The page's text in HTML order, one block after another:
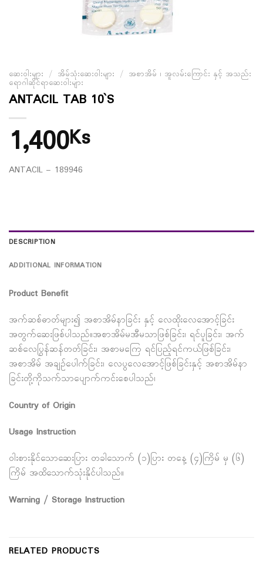
ဆေးဝါးများ / အိမ်သုံးဆေးဝါးများ / အစာအိမ် ၊ အူလမ်းကြောင်း နှင့် အသည်း
ရောဂါဆိုင်ရာဆေးဝါးများ
ANTACIL TAB 10`S
1,400Ks
ANTACIL – 189946
DESCRIPTION
ADDITIONAL INFORMATION
Product Benefit
အက်ဆစ်ဓာတ်များ၍ အစာအိမ်နာခြင်း နှင့် လေထိုးလေအောင့်ခြင်း
အတွက်ဆေးဖြစ်ပါသည်။အစာအိမ်မအီမသာဖြစ်ခြင်း၊ ရင်ပူခြင်း၊ အက်
ဆစ်လေပြွန်ဆန်တတ်ခြင်း၊ အစာမကြေ ရင်ပြည့်ရင်ကယ်ဖြစ်ခြင်း၊
အစာအိမ် အချဥ်ပေါက်ခြင်း၊ လေပွလေအောင့်ဖြစ်ခြင်းနှင့် အစာအိမ်နာ
ခြင်းတို့ကိုသက်သာပျောက်ကင်းစေပါသည်၊
Country of Origin
Usage Instruction
၀ါးစားနိုင်သောဆေးပြား တခါသောက် (၁)ပြား တနေ့ (၄)ကြိမ် မှ (၆)
ကြိမ် အထိသောက်သုံးနိုင်ပါသည်။
Warning / Storage Instruction
RELATED PRODUCTS